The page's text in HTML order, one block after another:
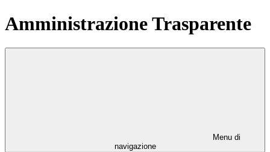
Amministrazione Trasparente
Menu di
navigazione